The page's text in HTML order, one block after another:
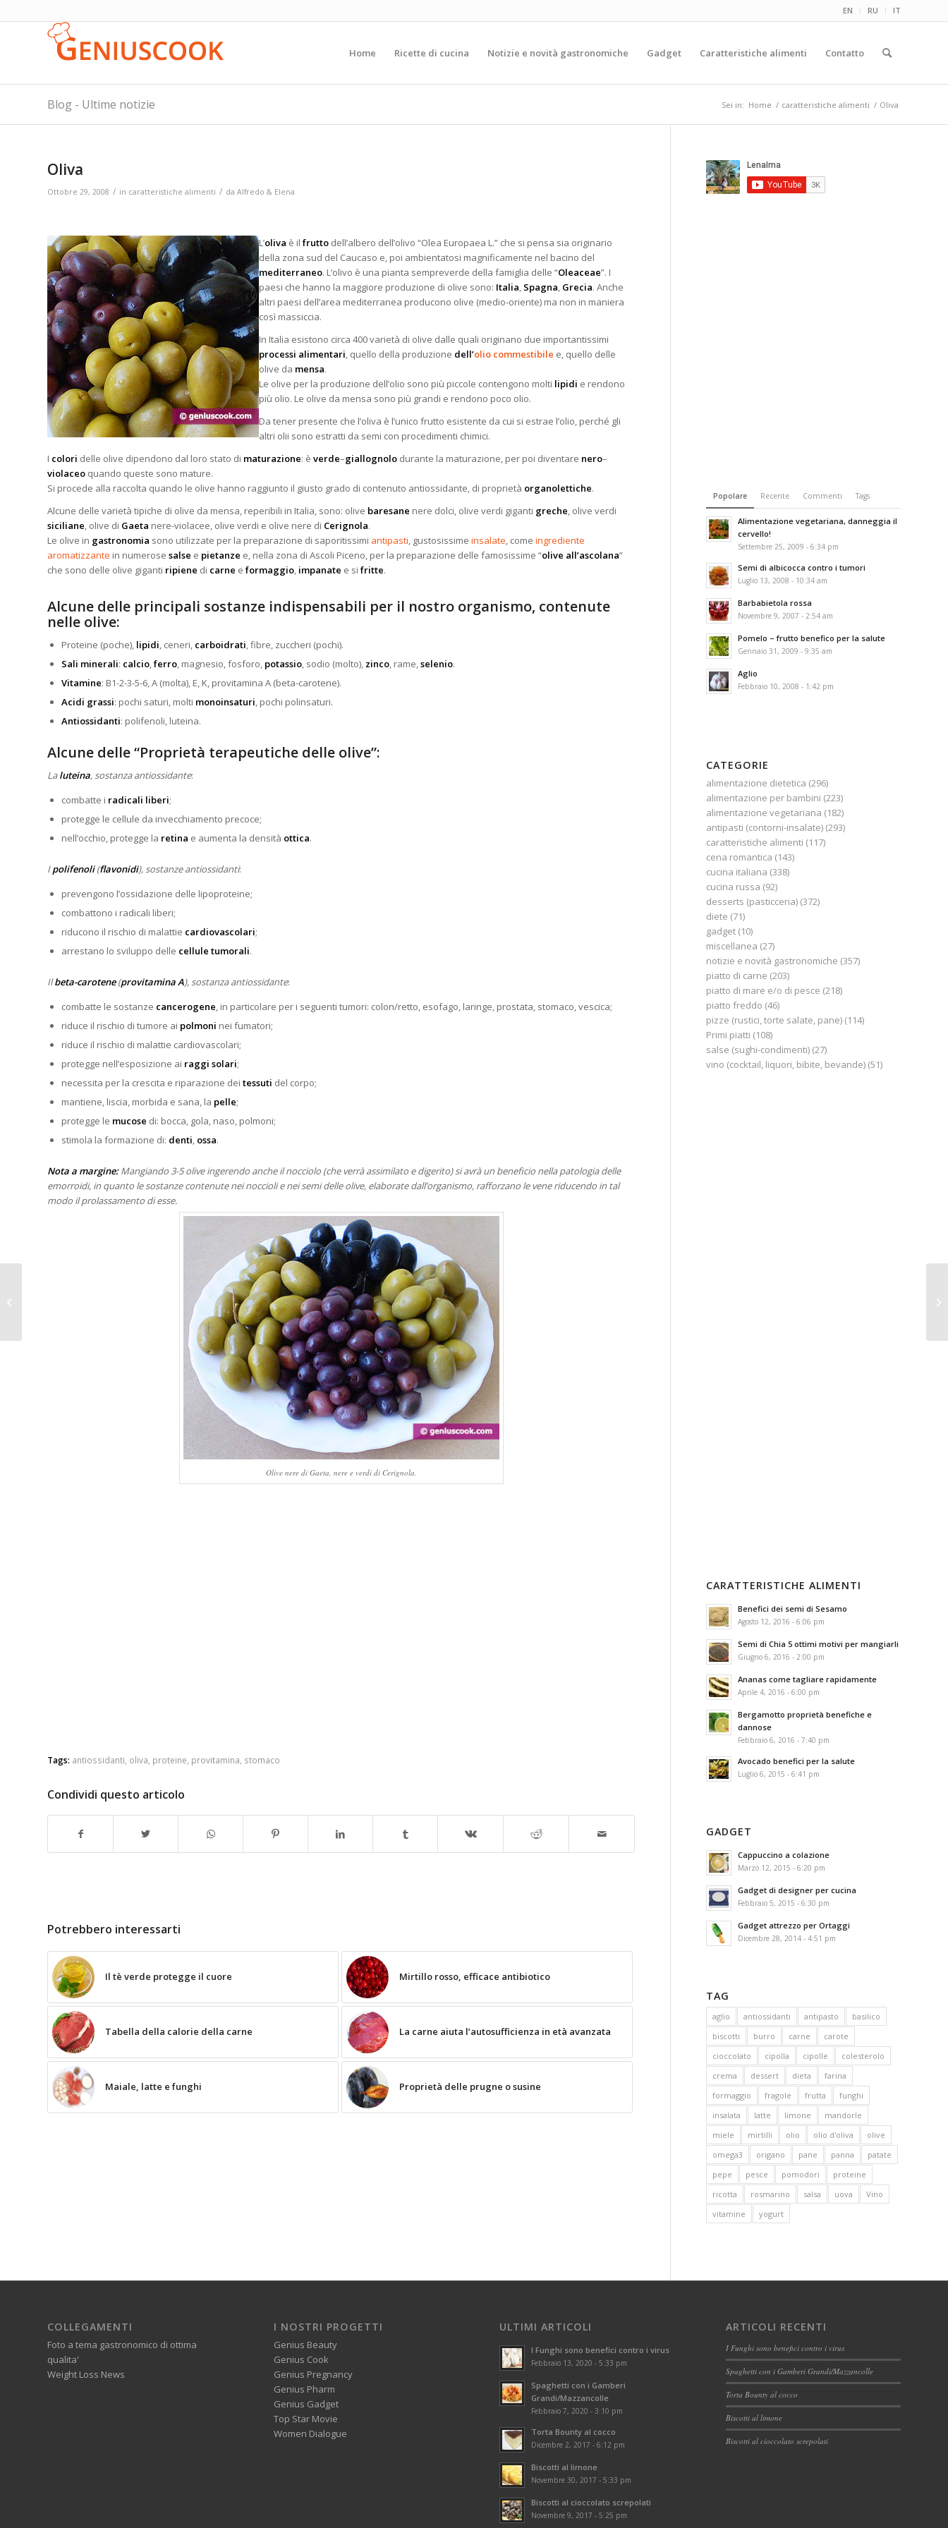
EN RU IT
Home Ricette di cucina Notizie e novità gastronomiche Gadget Caratteristiche alimenti Contatto
Blog - Ultime notizie Sei in: Home / caratteristiche alimenti / Oliva
Oliva
Ottobre 29, 2008 / in caratteristiche alimenti / da Alfredo & Elena
L’oliva è il frutto dell’albero dell’olivo “Olea Europaea L.” che si pensa sia originario
della zona sud del Caucaso e, poi ambientatosi magnificamente nel bacino del
mediterraneo. L’olivo è una pianta sempreverde della famiglia delle “Oleaceae”. I
paesi che hanno la maggiore produzione di olive sono: Italia, Spagna, Grecia. Anche
altri paesi dell’area mediterranea producono olive (medio-oriente) ma non in maniera
così massiccia.
In Italia esistono circa 400 varietà di olive dalle quali originano due importantissimi
processi alimentari, quello della produzione dell’olio commestibile e, quello delle
olive da mensa.
Le olive per la produzione dell’olio sono più piccole contengono molti lipidi e rendono
più olio. Le olive da mensa sono più grandi e rendono poco olio.
Da tener presente che l’oliva è l’unico frutto esistente da cui si estrae l’olio, perché gli
altri olii sono estratti da semi con procedimenti chimici.
I colori delle olive dipendono dal loro stato di maturazione: è verde–giallognolo durante la maturazione, per poi diventare nero–
violaceo quando queste sono mature.
Si procede alla raccolta quando le olive hanno raggiunto il giusto grado di contenuto antiossidante, di proprietà organolettiche.
Alcune delle varietà tipiche di olive da mensa, reperibili in Italia, sono: olive baresane nere dolci, olive verdi giganti greche, olive verdi
siciliane, olive di Gaeta nere-violacee, olive verdi e olive nere di Cerignola.
Le olive in gastronomia sono utilizzate per la preparazione di saporitissimi antipasti, gustosissime insalate, come ingrediente
aromatizzante in numerose salse e pietanze e, nella zona di Ascoli Piceno, per la preparazione delle famosissime “olive all’ascolana”
che sono delle olive giganti ripiene di carne e formaggio, impanate e si fritte.
Alcune delle principali sostanze indispensabili per il nostro organismo, contenute
nelle olive:
Proteine (poche), lipidi, ceneri, carboidrati, fibre, zuccheri (pochi).
Sali minerali: calcio,ferro, magnesio, fosforo, potassio, sodio (molto), zinco, rame,selenio.
Vitamine: B1-2-3-5-6, A (molta), E, K, provitamina A (beta-carotene).
Acidi grassi: pochi saturi, molti monoinsaturi, pochi polinsaturi.
Antiossidanti: polifenoli, luteina.
Alcune delle “Proprietà terapeutiche delle olive”:
Laluteina, sostanza antiossidante:
combatte i radicali liberi;
protegge le cellule da invecchiamento precoce;
nell’occhio, protegge la retina e aumenta la densità ottica.
Ipolifenoli(flavonidi), sostanze antiossidanti:
prevengono l’ossidazione delle lipoproteine;
combattono i radicali liberi;
riducono il rischio di malattie cardiovascolari;
arrestano lo sviluppo delle cellule tumorali.
Ilbeta-carotene(provitamina A), sostanza antiossidante:
combatte le sostanze cancerogene, in particolare per i seguenti tumori: colon/retto, esofago, laringe, prostata, stomaco, vescica;
riduce il rischio di tumore ai polmoni nei fumatori;
riduce il rischio di malattie cardiovascolari;
protegge nell’esposizione ai raggi solari;
necessita per la crescita e riparazione dei tessuti del corpo;
mantiene, liscia, morbida e sana, la pelle;
protegge le mucose di: bocca, gola, naso, polmoni;
stimola la formazione di: denti, ossa.
Nota a margine:Mangiando 3-5 olive ingerendo anche il nocciolo (che verrà assimilato e digerito) si avrà un beneficio nella patologia delle
emorroidi, in quanto le sostanze contenute nei noccioli e nei semi delle olive, elaborate dall’organismo, rafforzano le vene riducendo in tal
modo il prolassamento di esse.
Olive nere di Gaeta, nere e verdi di Cerignola.
Tags: antiossidanti oliva proteine provitamina stomaco
Condividi questo articolo
Potrebbero interessarti
Il tè verde protegge il cuore Mirtillo rosso, efficace antibiotico
Tabella della calorie della carne La carne aiuta l’autosufficienza in età avanzata
Maiale, latte e funghi Proprietà delle prugne o susine
Popolare Recente Commenti Tags
Alimentazione vegetariana, danneggia il
cervello!
Settembre 25, 2009 - 6:34 pm
Semi di albicocca contro i tumori
Luglio 13, 2008 - 10:34 am
Barbabietola rossa
Novembre 9, 2007 - 2:54 am
Pomelo – frutto benefico per la salute
Gennaio 31, 2009 - 9:35 am
Aglio
Febbraio 10, 2008 - 1:42 pm
CATEGORIE
alimentazione dietetica (296)
alimentazione per bambini (223)
alimentazione vegetariana (182)
antipasti (contorni-insalate) (293)
caratteristiche alimenti (117)
cena romantica (143)
cucina italiana (338)
cucina russa (92)
desserts (pasticceria) (372)
diete (71)
gadget (10)
miscellanea (27)
notizie e novità gastronomiche (357)
piatto di carne (203)
piatto di mare e/o di pesce (218)
piatto freddo (46)
pizze (rustici, torte salate, pane) (114)
Primi piatti (108)
salse (sughi-condimenti) (27)
vino (cocktail, liquori, bibite, bevande) (51)
CARATTERISTICHE ALIMENTI
Benefici dei semi di Sesamo
Agosto 12, 2016 - 6:06 pm
Semi di Chia 5 ottimi motivi per mangiarli
Giugno 6, 2016 - 2:00 pm
Ananas come tagliare rapidamente
Aprile 4, 2016 - 6:00 pm
Bergamotto proprietà benefiche e
dannose
Febbraio 6, 2016 - 7:40 pm
Avocado benefici per la salute
Luglio 6, 2015 - 6:41 pm
GADGET
Cappuccino a colazione
Marzo 12, 2015 - 6:20 pm
Gadget di designer per cucina
Febbraio 5, 2015 - 6:30 pm
Gadget attrezzo per Ortaggi
Dicembre 28, 2014 - 4:51 pm
TAG
aglio antiossidanti antipasto
basilico
biscotti
burro carne
carote
cioccolato
cipolla cipolle
colesterolo
crema
dessert dieta
farina
formaggio
fragole frutta
funghi
insalata
latte limone
mandorle
miele
mirtilli olio olio d'oliva
olive
omega3
origano pane panna
patate
pepe
pesce pomodori
proteine
ricotta
rosmarino salsa uova
Vino
vitamine
yogurt
COLLEGAMENTI
Foto a tema gastronomico di ottima
qualita'
Weight Loss News
I NOSTRI PROGETTI
Genius Beauty
Genius Cook
Genius Pregnancy
Genius Pharm
Genius Gadget
Top Star Movie
Women Dialogue
ULTIMI ARTICOLI
I Funghi sono benefici contro i virus
Febbraio 13, 2020 - 5:33 pm
Spaghetti con i Gamberi
Grandi/Mazzancolle
Febbraio 7, 2020 - 3:10 pm
Torta Bounty al cocco
Dicembre 2, 2017 - 6:12 pm
Biscotti al limone
Novembre 30, 2017 - 5:33 pm
Biscotti al cioccolato screpolati
Novembre 9, 2017 - 5:25 pm
ARTICOLI RECENTI
I Funghi sono benefici contro i virus
Spaghetti con i Gamberi Grandi/Mazzancolle
Torta Bounty al cocco
Biscotti al limone
Biscotti al cioccolato screpolati